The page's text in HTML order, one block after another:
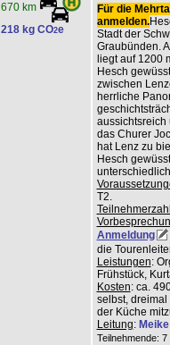
670 km
218 kg CO2e
Für die
anmelden.
Stadt der
Graubünden.
liegt auf 1200
Hesch
zwischen
herrliche
aussichtsreich
das Churer
hat Lenz zu
Hesch
T2.
Anmeldung
die
Leistungen:
Frühstück,
Kosten: ca.
selbst,
der Küche
Leitung:
Teilnehmende: